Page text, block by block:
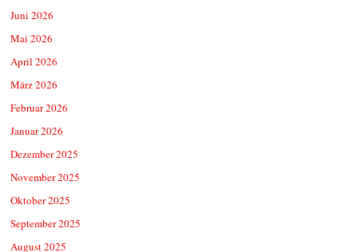
Juni 2026
Mai 2026
April 2026
März 2026
Februar 2026
Januar 2026
Dezember 2025
November 2025
Oktober 2025
September 2025
August 2025